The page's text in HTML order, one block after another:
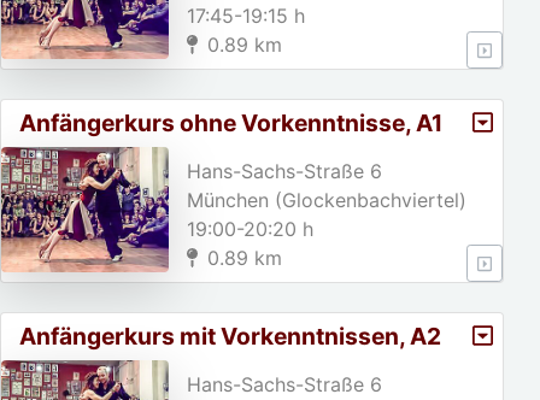
17:45-19:15 h
0.89 km
Anfängerkurs ohne Vorkenntnisse, A1
Hans-Sachs-Straße 6
München (Glockenbachviertel)
19:00-20:20 h
0.89 km
Anfängerkurs mit Vorkenntnissen, A2
Hans-Sachs-Straße 6